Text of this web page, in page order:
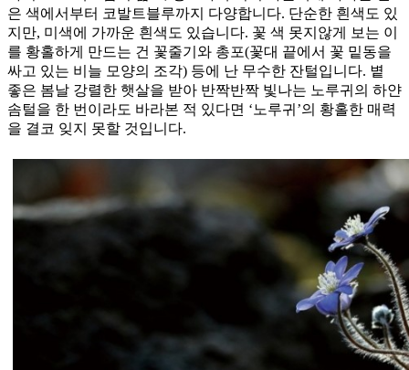
은 색에서부터 코발트블루까지 다양합니다. 단순한 흰색도 있
지만, 미색에 가까운 흰색도 있습니다. 꽃 색 못지않게 보는 이
를 황홀하게 만드는 건 꽃줄기와 총포(꽃대 끝에서 꽃 밑동을
싸고 있는 비늘 모양의 조각) 등에 난 무수한 잔털입니다. 볕
좋은 봄날 강렬한 햇살을 받아 반짝반짝 빛나는 노루귀의 하얀
솜털을 한 번이라도 바라본 적 있다면 ‘노루귀’의 황홀한 매력
을 결코 잊지 못할 것입니다.